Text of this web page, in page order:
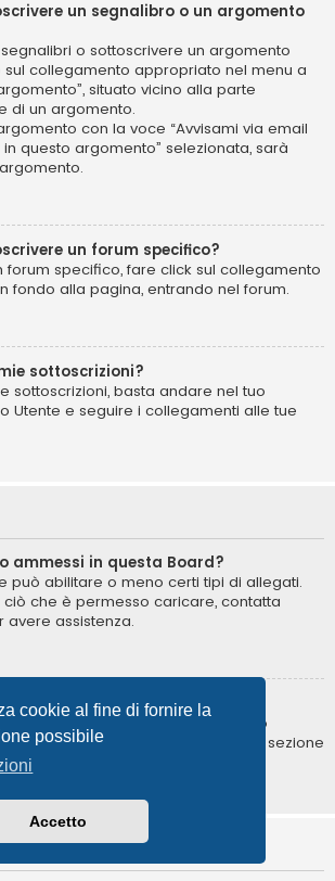
cookie al fine di fornire la
possibile
Accetto
un segnalibro o un argomento
o sottoscrivere un argomento
collegamento appropriato nel menu a
situato vicino alla parte
di un argomento.
con la voce “Avvisami via email
questo argomento” selezionata, sarà
un forum specifico?
forum specifico, fare click sul collegamento
fondo alla pagina, entrando nel forum.
sottoscrizioni?
sottoscrizioni, basta andare nel tuo
Utente e seguire i collegamenti alle tue
ammessi in questa Board?
può abilitare o meno certi tipi di allegati.
ciò che è permesso caricare, contatta
avere assistenza.
i miei allegati?
allegati da te caricati, vai nel tuo
Utente e segui i collegamenti nella sezione
phpBB